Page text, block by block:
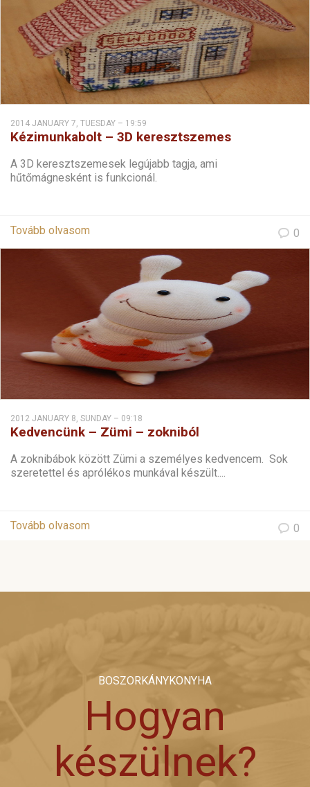
2014 JANUARY 7, TUESDAY – 19:59
Kézimunkabolt – 3D keresztszemes
A 3D keresztszemesek legújabb tagja, ami
hűtőmágnesként is funkcionál.
Tovább olvasom 0
2012 JANUARY 8, SUNDAY – 09:18
Kedvencünk – Zümi – zokniból
A zoknibábok között Zümi a személyes kedvencem. Sok
szeretettel és aprólékos munkával készült....
Tovább olvasom 0
BOSZORKÁNYKONYHA
Hogyan
készülnek?